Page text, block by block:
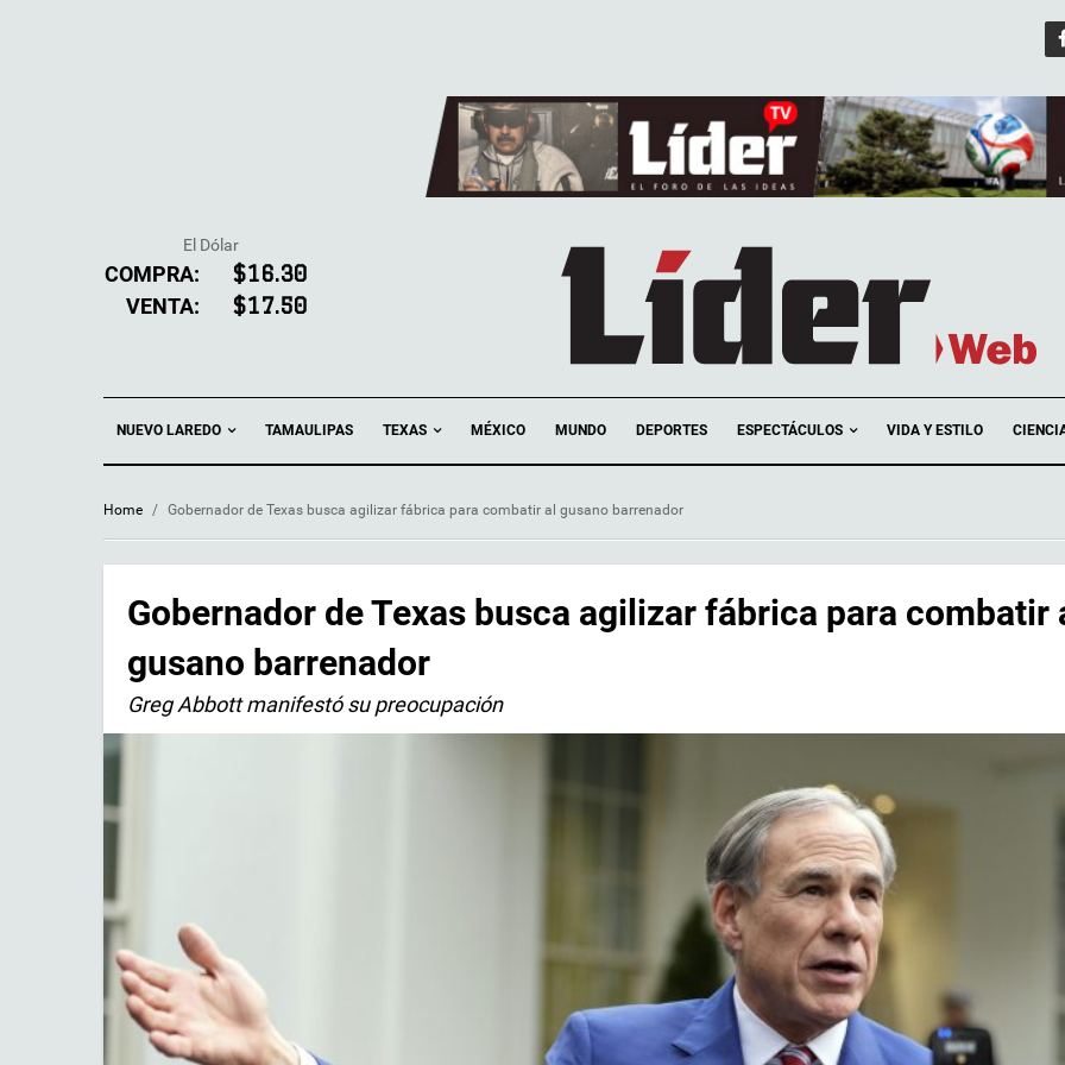
El Dólar
COMPRA: $16.30
VENTA: $17.50
NUEVO LAREDO TAMAULIPAS TEXAS MÉXICO MUNDO DEPORTES ESPECTÁCULOS VIDA Y ESTILO
Home / Gobernador de Texas busca agilizar fábrica para combatir al gusano barrenador
Gobernador de Texas busca agilizar fábrica para combatir
gusano barrenador
Greg Abbott manifestó su preocupación